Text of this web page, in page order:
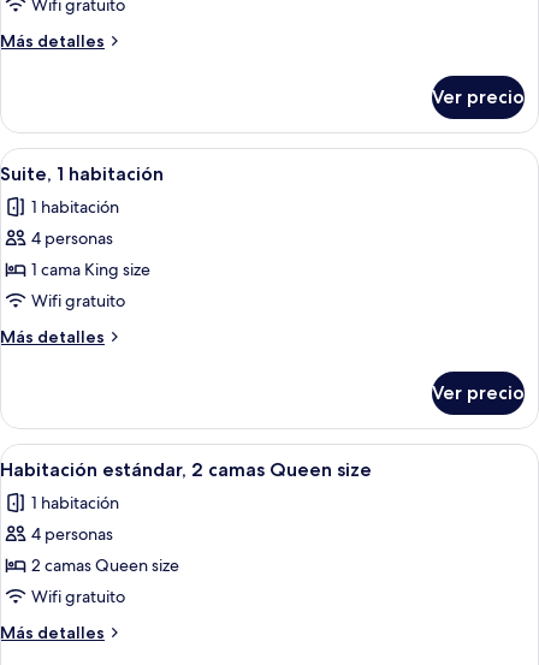
2
camas
size
Wifi gratuito
Más detalles
Más
2
camas
Queen
Ver precio
Abrir
todas
las
fotos
de
Suite,
1
habitación
Ropa de cama de alta calidad,
6
Suite, 1 habitación
1 habitación
4 personas
1 cama King size
Wifi gratuito
Más detalles
Más
1
habitación
Ver precio
Abrir
todas
las
fotos
de
Habitación
estándar,
2
Habitación de hotel con escritorio
6
Habitación estándar, 2 camas Queen size
1 habitación
4 personas
2 camas Queen size
Wifi gratuito
Más detalles
Más